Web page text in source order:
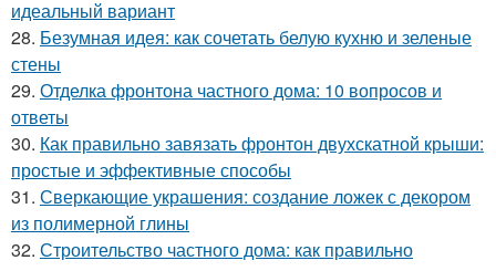
идеальный вариант
28. Безумная идея: как сочетать белую кухню и зеленые
стены
29. Отделка фронтона частного дома: 10 вопросов и
ответы
30. Как правильно завязать фронтон двухскатной крыши:
простые и эффективные способы
31. Сверкающие украшения: создание ложек с декором
из полимерной глины
32. Строительство частного дома: как правильно